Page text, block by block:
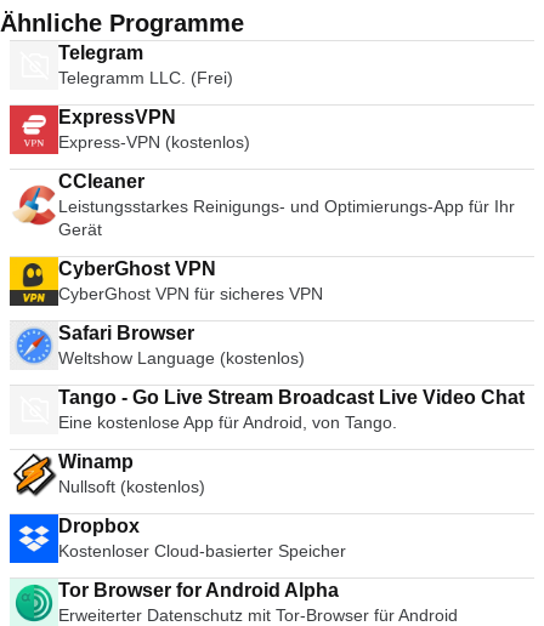
Ähnliche Programme
Telegram
Telegramm LLC. (Frei)
ExpressVPN
Express-VPN (kostenlos)
CCleaner
Leistungsstarkes Reinigungs- und Optimierungs-App für Ihr
Gerät
CyberGhost VPN
CyberGhost VPN für sicheres VPN
Safari Browser
Weltshow Language (kostenlos)
Tango - Go Live Stream Broadcast Live Video Chat
Eine kostenlose App für Android, von Tango.
Winamp
Nullsoft (kostenlos)
Dropbox
Kostenloser Cloud-basierter Speicher
Tor Browser for Android Alpha
Erweiterter Datenschutz mit Tor-Browser für Android